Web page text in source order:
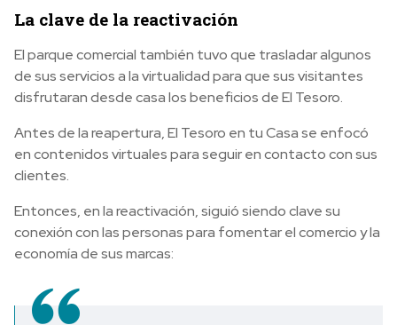
La clave de la reactivación
El parque comercial también tuvo que trasladar algunos
de sus servicios a la virtualidad para que sus visitantes
disfrutaran desde casa los beneficios de El Tesoro.
Antes de la reapertura, El Tesoro en tu Casa se enfocó
en contenidos virtuales para seguir en contacto con sus
clientes.
Entonces, en la reactivación, siguió siendo clave su
conexión con las personas para fomentar el comercio y la
economía de sus marcas: